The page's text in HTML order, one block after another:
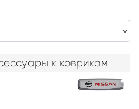
к коврикам